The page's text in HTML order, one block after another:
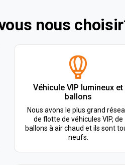
nous
Véhicule VIP lumineux et
ballons
Nous avons le plus grand
de flotte de véhicules VIP, de
ballons à air chaud et ils sont
neufs.